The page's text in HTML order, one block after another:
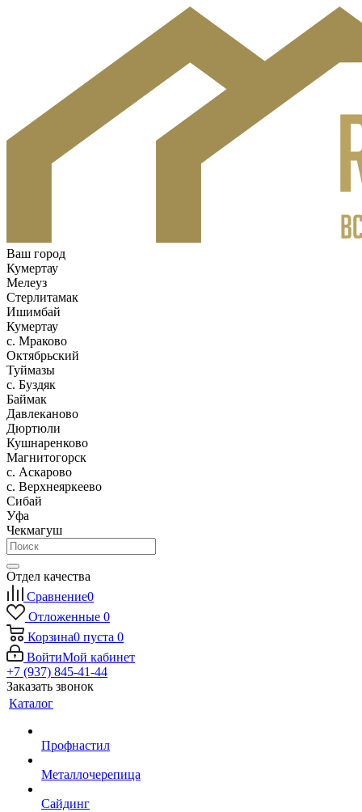
Ваш город
Кумертау
Мелеуз
Стерлитамак
Ишимбай
Кумертау
c. Мраково
Октябрьский
Туймазы
c. Буздяк
Баймак
Давлеканово
Дюртюли
Кушнаренково
Магнитогорск
с. Аскарово
с. Верхнеяркеево
Сибай
Уфа
Чекмагуш
Отдел качества
Сравнение0
Отложенные 0
Корзина0 пуста 0
ВойтиМой кабинет
+7 (937) 845-41-44
Заказать звонок
Каталог
Профнастил
Металлочерепица
Сайдинг